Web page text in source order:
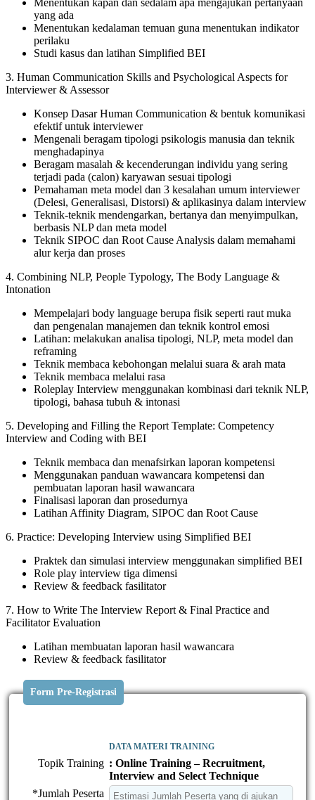
yang ada
Menentukan kedalaman temuan guna menentukan indikator
perilaku
Studi kasus dan latihan Simplified BEI
3. Human Communication Skills and Psychological Aspects for
Interviewer & Assessor
Konsep Dasar Human Communication & bentuk komunikasi
efektif untuk interviewer
Mengenali beragam tipologi psikologis manusia dan teknik
menghadapinya
Beragam masalah & kecenderungan individu yang sering
terjadi pada (calon) karyawan sesuai tipologi
Pemahaman meta model dan 3 kesalahan umum interviewer
(Delesi, Generalisasi, Distorsi) & aplikasinya dalam interview
Teknik-teknik mendengarkan, bertanya dan menyimpulkan,
berbasis NLP dan meta model
Teknik SIPOC dan Root Cause Analysis dalam memahami
alur kerja dan proses
4. Combining NLP, People Typology, The Body Language &
Intonation
Mempelajari body language berupa fisik seperti raut muka
dan pengenalan manajemen dan teknik kontrol emosi
Latihan: melakukan analisa tipologi, NLP, meta model dan
reframing
Teknik membaca kebohongan melalui suara & arah mata
Teknik membaca melalui rasa
Roleplay Interview menggunakan kombinasi dari teknik NLP,
tipologi, bahasa tubuh & intonasi
5. Developing and Filling the Report Template: Competency
Interview and Coding with BEI
Teknik membaca dan menafsirkan laporan kompetensi
Menggunakan panduan wawancara kompetensi dan
pembuatan laporan hasil wawancara
Finalisasi laporan dan prosedurnya
Latihan Affinity Diagram, SIPOC dan Root Cause
6. Practice: Developing Interview using Simplified BEI
Praktek dan simulasi interview menggunakan simplified BEI
Role play interview tiga dimensi
Review & feedback fasilitator
7. How to Write The Interview Report & Final Practice and
Facilitator Evaluation
Latihan membuatan laporan hasil wawancara
Review & feedback fasilitator
Form Pre-Registrasi
DATA MATERI TRAINING
Topik Training : Online Training – Recruitment,
Interview and Select Technique
*Jumlah Peserta